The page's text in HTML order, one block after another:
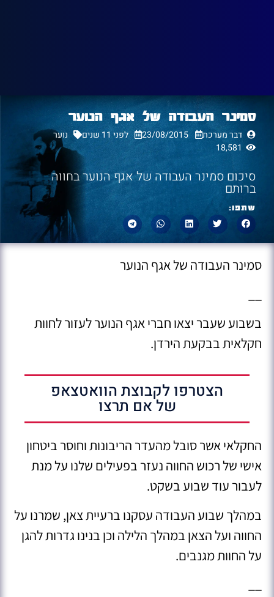
סמינר העבודה של אגף הנוער
דבר מערכת 23/08/2015 לפני 11 שנים
נוער
18,581
סיכום סמינר העבודה של אגף הנוער בחווה
ברותם
שתפו:
סמינר העבודה של אגף הנוער
בשבוע שעבר יצאו חברי אגף הנוער לעזור לחוות
חקלאית בבקעת הירדן.
הצטרפו לקבוצת הוואטצאפ
של אם תרצו
החקלאי אשר סובל מהעדר הריבונות וחוסר ביטחון
אישי של רכוש החווה נעזר בפעילים שלנו על מנת
לעבור עוד שבוע בשקט.
במהלך שבוע העבודה עסקנו ברעיית צאן, שמרנו על
החווה ועל הצאן במהלך הלילה וכן בנינו גדרות להגן
על החוות מגנבים.